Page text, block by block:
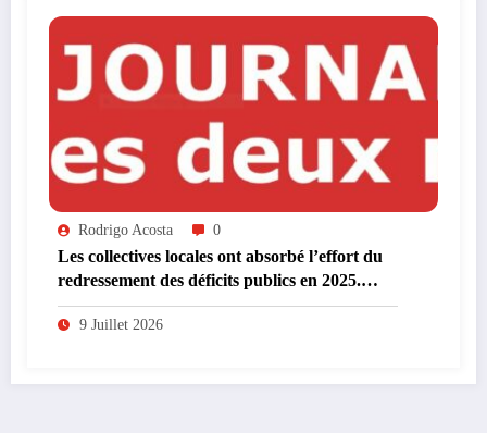
Rodrigo Acosta 0
Les collectives locales ont absorbé l’effort du
redressement des déficits publics en 2025.
L’avenir reste plus qu’incertain.
9 Juillet 2026